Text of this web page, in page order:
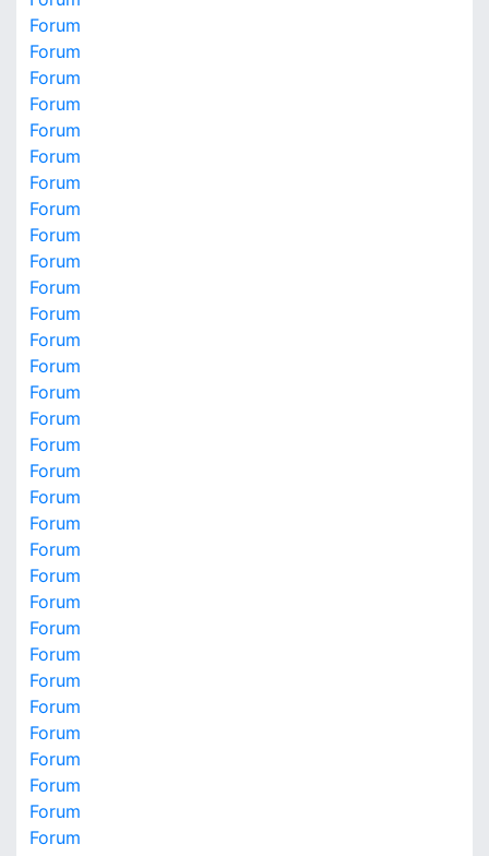
Forum
Forum
Forum
Forum
Forum
Forum
Forum
Forum
Forum
Forum
Forum
Forum
Forum
Forum
Forum
Forum
Forum
Forum
Forum
Forum
Forum
Forum
Forum
Forum
Forum
Forum
Forum
Forum
Forum
Forum
Forum
Forum